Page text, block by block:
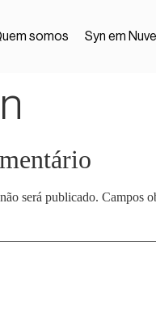
somos Syn em
será publicado. Campos